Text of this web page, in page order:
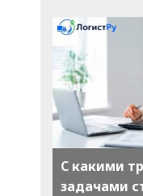
С какими
задачами